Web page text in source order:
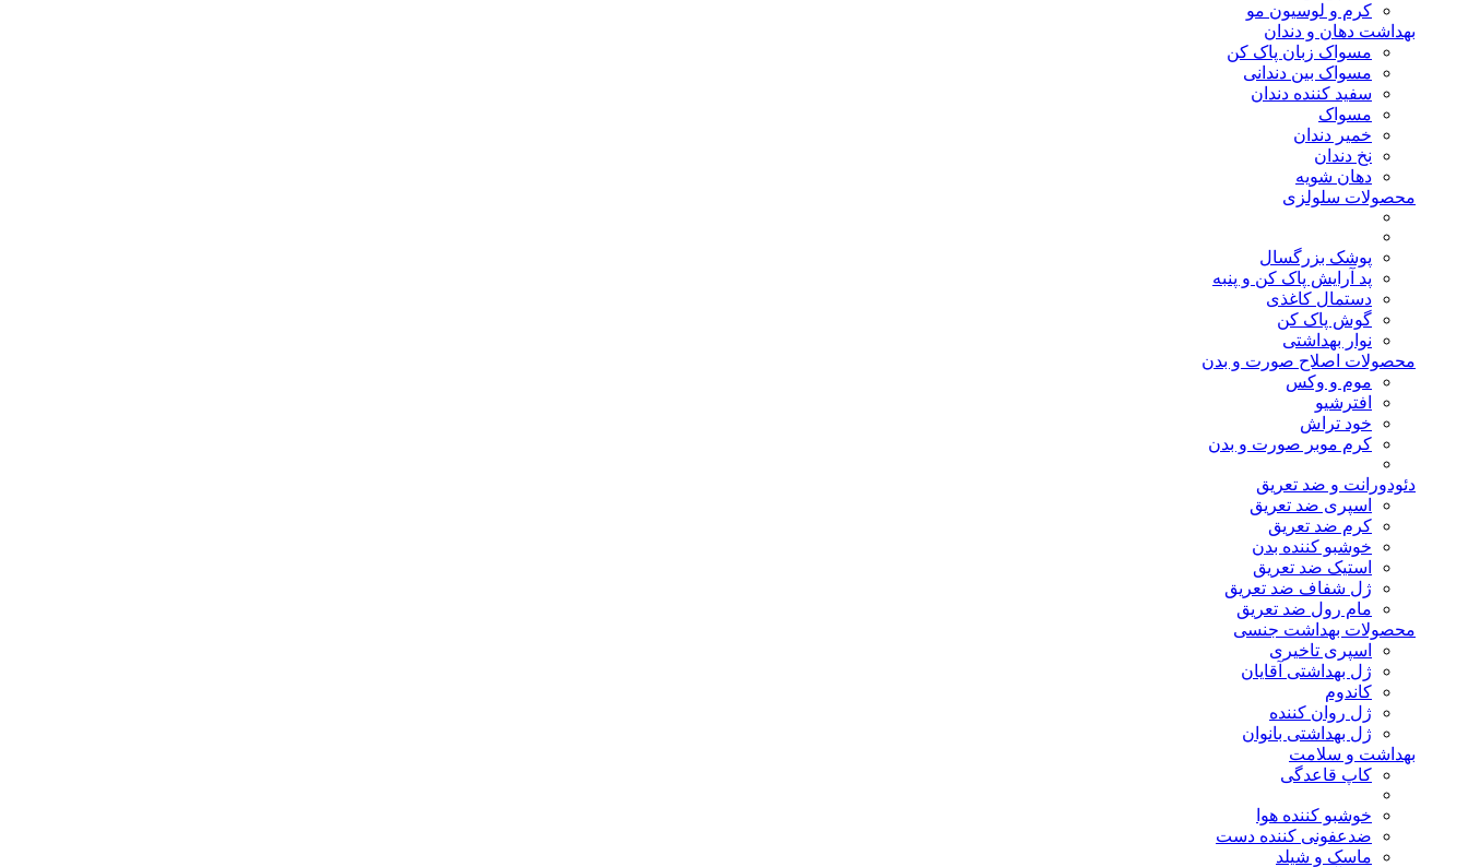
کرم و لوسیون مو
بهداشت دهان و دندان
مسواک زبان پاک کن
مسواک بین دندانی
سفید کننده دندان
مسواک
خمیر دندان
نخ دندان
دهان شویه
محصولات سلولزی
پوشک بزرگسال
پد آرایش پاک کن و پنبه
دستمال کاغذی
گوش پاک کن
نوار بهداشتی
محصولات اصلاح صورت و بدن
موم و وکس
افترشیو
خود تراش
کرم موبر صورت و بدن
دئودورانت و ضد تعریق
اسپری ضد تعریق
کرم ضد تعریق
خوشبو کننده بدن
استیک ضد تعریق
ژل شفاف ضد تعریق
مام رول ضد تعریق
محصولات بهداشت جنسی
اسپری تاخیری
ژل بهداشتی آقایان
کاندوم
ژل روان کننده
ژل بهداشتی بانوان
بهداشت و سلامت
کاپ قاعدگی
خوشبو کننده هوا
ضدعفونی کننده دست
ماسک و شیلد